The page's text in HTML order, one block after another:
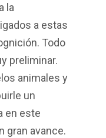
la
a estas
Todo
preliminar.
animales y
un
en este
gran avance.